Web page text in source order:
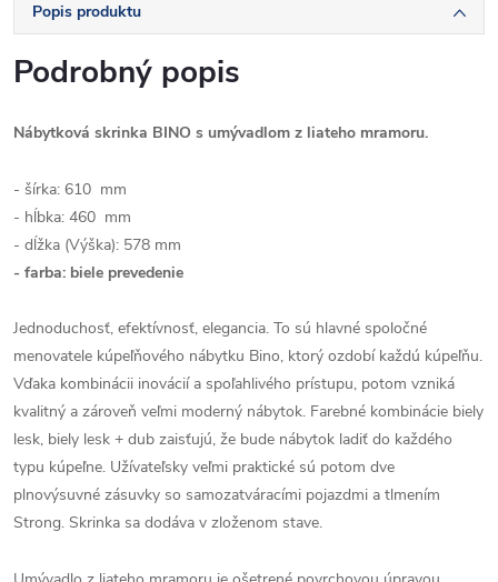
Popis produktu
Podrobný popis
Nábytková skrinka BINO s umývadlom z liateho mramoru.
- šírka: 610 mm
- hĺbka: 460 mm
- dĺžka (Výška): 578 mm
- farba: biele prevedenie
Jednoduchosť, efektívnosť, elegancia. To sú hlavné spoločné
menovatele kúpeľňového nábytku Bino, ktorý ozdobí každú kúpeľňu.
Vďaka kombinácii inovácií a spoľahlivého prístupu, potom vzniká
kvalitný a zároveň veľmi moderný nábytok. Farebné kombinácie biely
lesk, biely lesk + dub zaisťujú, že bude nábytok ladiť do každého
typu kúpeľne. Užívateľsky veľmi praktické sú potom dve
plnovýsuvné zásuvky so samozatváracími pojazdmi a tlmením
Strong. Skrinka sa dodáva v zloženom stave.